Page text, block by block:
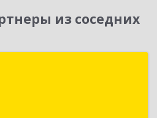
из соседних
обл, г.о.Клин, Клин г,